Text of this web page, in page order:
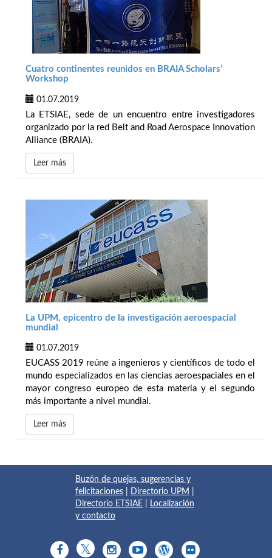
Cuatro continentes reunidos en BRAIA Scholars’
Workshop
01.07.2019
La ETSIAE, sede de un encuentro entre investigadores
organizado por la red Belt and Road Aerospace Innovation
Alliance (BRAIA).
Leer más
La UPM, epicentro de la investigación aeroespacial
mundial
01.07.2019
EUCASS 2019 reúne a ingenieros y científicos de todo el
mundo especializados en las ciencias aeroespaciales en el
mayor congreso europeo de esta materia y el segundo
más importante a nivel mundial.
Leer más
Buzón de quejas, sugerencias y
felicitaciones
Directorio UPM
Directorio ETSIAE
Localización
y contacto